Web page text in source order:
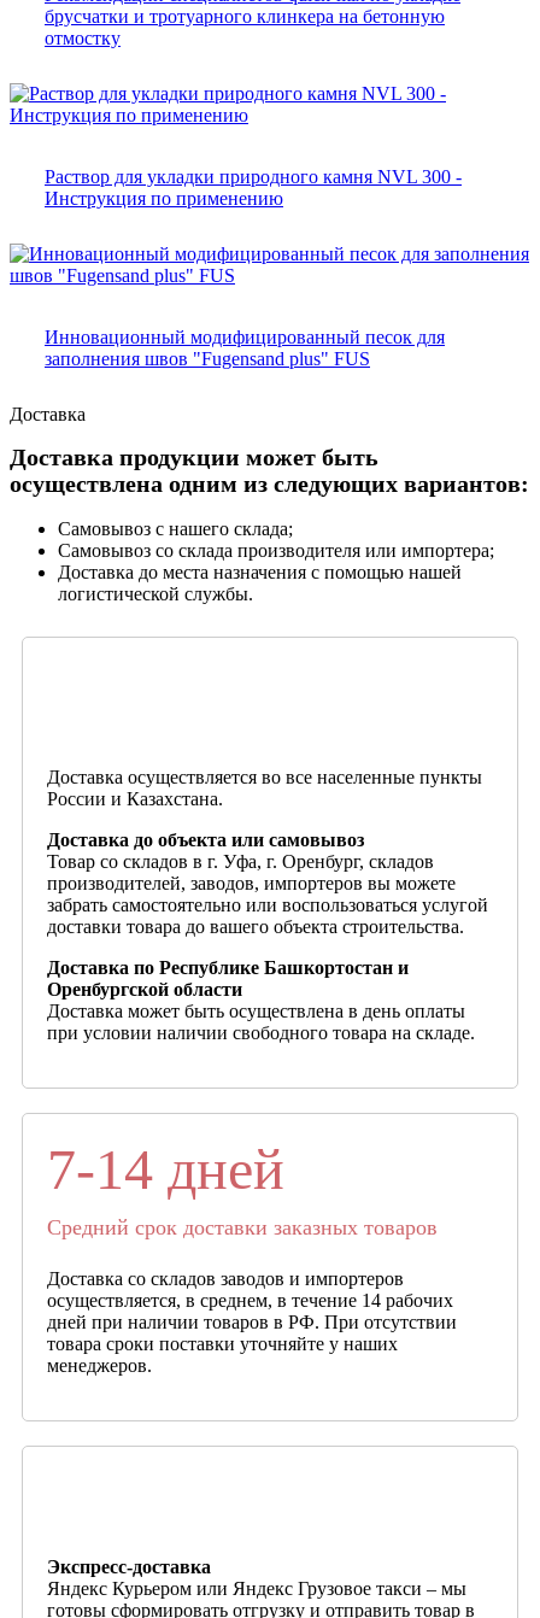
брусчатки и тротуарного клинкера на бетонную
отмостку
Раствор для укладки природного камня NVL 300 -
Инструкция по применению
Инновационный модифицированный песок для
заполнения швов "Fugensand plus" FUS
Доставка
Доставка продукции может быть
осуществлена одним из следующих вариантов:
Самовывоз с нашего склада;
Самовывоз со склада производителя или импортера;
Доставка до места назначения с помощью нашей
логистической службы.
Доставка осуществляется во все населенные пункты
России и Казахстана.
Доставка до объекта или самовывоз
Товар со складов в г. Уфа, г. Оренбург, складов
производителей, заводов, импортеров вы можете
забрать самостоятельно или воспользоваться услугой
доставки товара до вашего объекта строительства.
Доставка по Республике Башкортостан и
Оренбургской области
Доставка может быть осуществлена в день оплаты
при условии наличии свободного товара на складе.
7-14 дней
Средний срок доставки заказных товаров
Доставка со складов заводов и импортеров
осуществляется, в среднем, в течение 14 рабочих
дней при наличии товаров в РФ. При отсутствии
товара сроки поставки уточняйте у наших
менеджеров.
Экспресс-доставка
Яндекс Курьером или Яндекс Грузовое такси – мы
готовы сформировать отгрузку и отправить товар в